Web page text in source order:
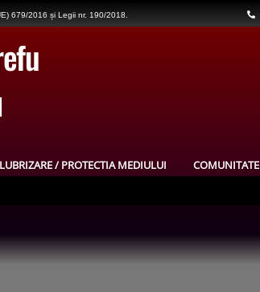
679/2016 și Legii nr. 190/2018.
/ PROTECTIA MEDIULUI COMUNITATE